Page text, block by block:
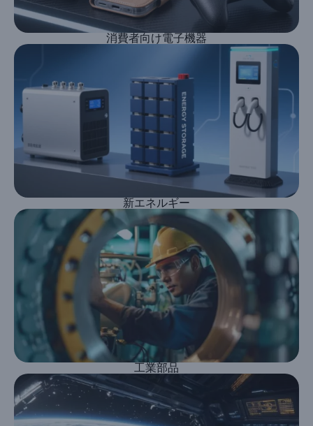
消費者向け電子機器
新エネルギー
工業部品